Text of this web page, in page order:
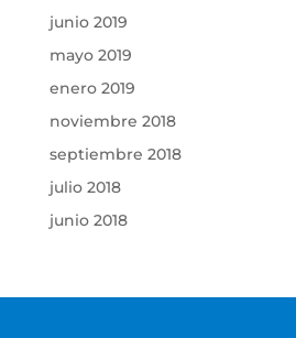
junio 2019
mayo 2019
enero 2019
noviembre 2018
septiembre 2018
julio 2018
junio 2018